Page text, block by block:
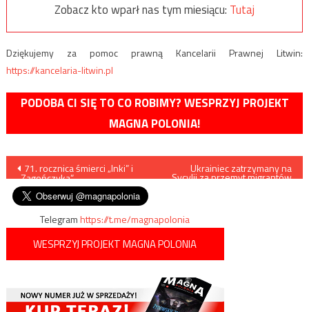
Zobacz kto wparł nas tym miesiącu: Tutaj
Dziękujemy za pomoc prawną Kancelarii Prawnej Litwin:
https://kancelaria-litwin.pl
PODOBA CI SIĘ TO CO ROBIMY? WESPRZYJ PROJEKT
MAGNA POLONIA!
Nawigacja
wpisu
71. rocznica śmierci „Inki” i
„Zagończyka”
Ukrainiec zatrzymany na
Sycylii za przemyt migrantów
Telegramhttps://t.me/magnapolonia
WESPRZYJ PROJEKT MAGNA POLONIA